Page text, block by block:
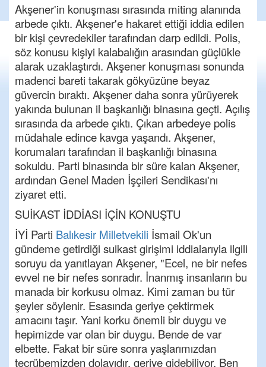
Akşener'in konuşması sırasında miting alanında
arbede çıktı. Akşener'e hakaret ettiği iddia edilen
bir kişi çevredekiler tarafından darp edildi. Polis,
söz konusu kişiyi kalabalığın arasından güçlükle
alarak uzaklaştırdı. Akşener konuşması sonunda
madenci bareti takarak gökyüzüne beyaz
güvercin bıraktı. Akşener daha sonra yürüyerek
yakında bulunan il başkanlığı binasına geçti. Açılış
sırasında da arbede çıktı. Çıkan arbedeye polis
müdahale edince kavga yaşandı. Akşener,
korumaları tarafından il başkanlığı binasına
sokuldu. Parti binasında bir süre kalan Akşener,
ardından Genel Maden İşçileri Sendikası'nı
ziyaret etti.
SUİKAST İDDİASI İÇİN KONUŞTU
İYİ Parti Balıkesir Milletvekili İsmail Ok'un
gündeme getirdiği suikast girişimi iddialarıyla ilgili
soruyu da yanıtlayan Akşener, "Ecel, ne bir nefes
evvel ne bir nefes sonradır. İnanmış insanların bu
manada bir korkusu olmaz. Kimi zaman bu tür
şeyler söylenir. Esasında geriye çektirmek
amacını taşır. Yani korku önemli bir duygu ve
hepimizde var olan bir duygu. Bende de var
elbette. Fakat bir süre sonra yaşlarımızdan
tecrübemizden dolayıdır, geriye gidebiliyor. Ben